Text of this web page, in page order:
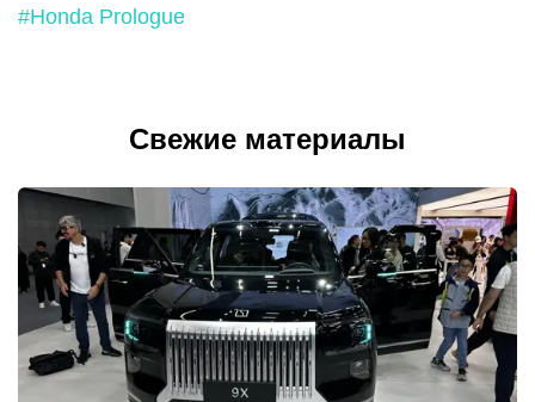
#Honda Prologue
Свежие материалы